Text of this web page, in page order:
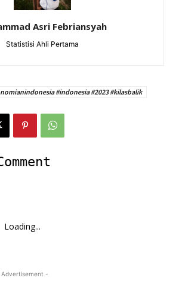
Asri Febriansyah
Statistisi Ahli Pertama
#indonesia #2023 #kilasbalik
Loading...
-